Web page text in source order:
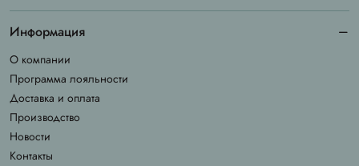
Информация
О компании
Программа лояльности
Доставка и оплата
Производство
Новости
Контакты